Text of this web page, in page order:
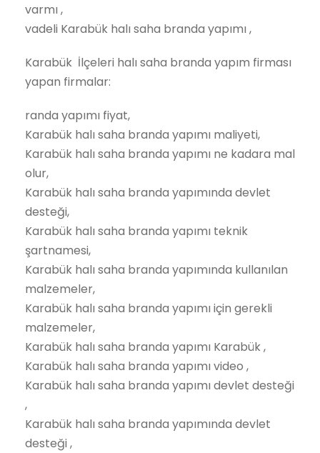
varmı ,
vadeli Karabük halı saha branda yapımı ,
Karabük İlçeleri halı saha branda yapım firması
yapan firmalar:
randa yapımı fiyat,
Karabük halı saha branda yapımı maliyeti,
Karabük halı saha branda yapımı ne kadara mal
olur,
Karabük halı saha branda yapımında devlet
desteği,
Karabük halı saha branda yapımı teknik
şartnamesi,
Karabük halı saha branda yapımında kullanılan
malzemeler,
Karabük halı saha branda yapımı için gerekli
malzemeler,
Karabük halı saha branda yapımı Karabük ,
Karabük halı saha branda yapımı video ,
Karabük halı saha branda yapımı devlet desteği
,
Karabük halı saha branda yapımında devlet
desteği ,